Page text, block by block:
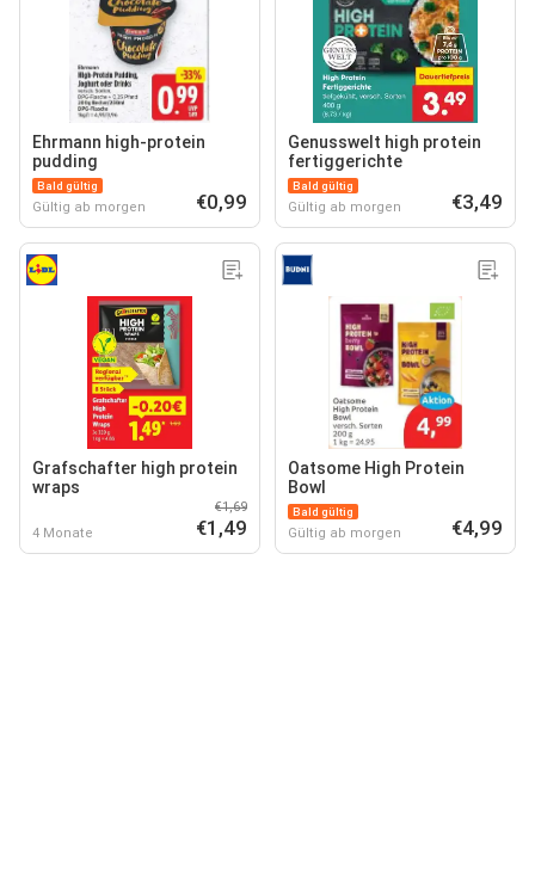
Ehrmann high-protein
pudding
Bald gültig
Gültig ab morgen €0,99
Genusswelt high protein
fertiggerichte
Bald gültig
Gültig ab morgen €3,49
Grafschafter high protein
wraps
4 Monate
€1,69
€1,49
Oatsome High Protein
Bowl
Bald gültig
Gültig ab morgen €4,99